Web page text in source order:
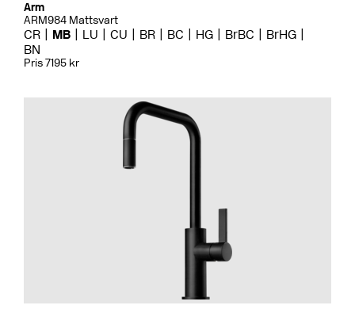
Arm
ARM984 Mattsvart
CR MB LU CU BR BC HG BrBC
BrHG
BN
Pris 7195 kr